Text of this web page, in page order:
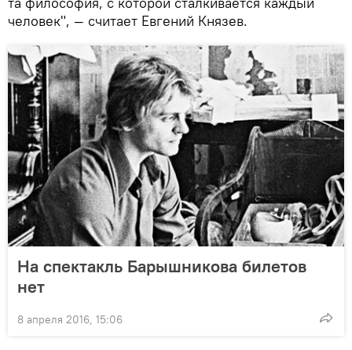
человек", — считает Евгений Князев.
На спектакль Барышникова билетов
нет
8 апреля 2016, 15:06